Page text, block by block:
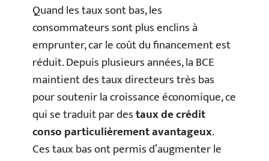
Quand les taux sont bas, les
consommateurs sont plus enclins à
emprunter, car le coût du financement est
réduit. Depuis plusieurs années, la BCE
maintient des taux directeurs très bas
pour soutenir la croissance économique, ce
qui se traduit par destaux de crédit
conso particulièrement avantageux.
Ces taux bas ont permis d’augmenter le